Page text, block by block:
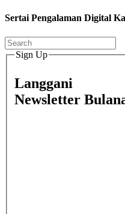
Sertai Pengalaman Digital
Sign Up
Langgani
Newsletter